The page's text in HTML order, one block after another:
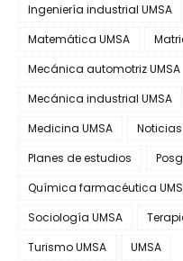
Ingeniería industrial UMSA
Matemática UMSA
Mecánica automotriz UMSA
Mecánica industrial UMSA
Medicina UMSA
Noticias
Planes de estudios
Química farmacéutica
Sociología UMSA
Turismo UMSA
UMSA